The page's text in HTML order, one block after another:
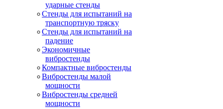
ударные стенды
Стенды для испытаний на
транспортную тряску
Стенды для испытаний на
падение
Экономичные
вибростенды
Компактные вибростенды
Вибростенды малой
мощности
Вибростенды средней
мощности